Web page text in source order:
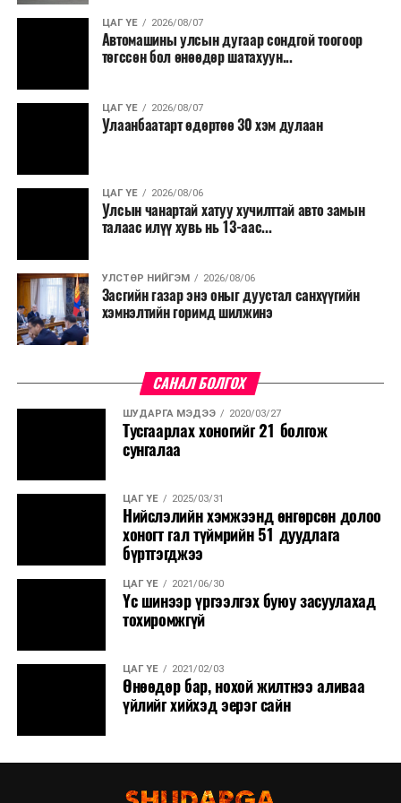
хэлбэл, одоогийн
Ерөнхийлөгчийн улиран
сонгогдож болох хууль
зүйн боломжийг үгүй
хийсэн хэрэг. / Өдрийн
Хуульчид ийм байр суурьтай байгаа ч Үндсэн хуулийн
Цэцийн гишүүд энэхүү маргааныг хэрхэн таслахыг
нь үргэлжилж байгаа Ерөнхийлөгч удаа дараа Цэцийн
дарга, гишүүдтэй уулзсан. Энэ нь хараат бус байх
ёстой Цэцийн гишүүдэд шахалт нөлөөлөл үзүүлсэн
гэж хэвлэлүүд хардаж юм. Тиймээс “дээрээ хөх
хэрхэн гарахаас Х.Баттулга гэдэг хүний “хувь заяа”
Мөн хуульчдын хэлж буйгаар Үндсэн хуулийн зөрчил
үүсч, дуусашгүй маргааны үүдийг нээх эсэх нь
өнөөдөр Цэцийн гишүүдээс шалтгаална.
УИХ дахь намын бүлэг, ажлын хэсгүүд хуралдана
Улаанбаатарт өдөртөө 10 хэм дулаан
Түүнчлэн түлш, улаанбуудай, хүнсний ногооны нөөц
бүрдүүлэх зоорь, агуулах барих аж ахуйн нэгжүүдэд
ЦАГ ҮЕ 2026/08/07
Автомашины улсын дугаар сондгой тоогоор
төгссөн бол өнөөдөр шатахуун...
ЦАГ ҮЕ 2026/08/07
Улаанбаатарт өдөртөө 30 хэм дулаан
ЦАГ ҮЕ 2026/08/06
Улсын чанартай хатуу хучилттай авто замын
талаас илүү хувь нь 13-аас...
УЛСТӨР НИЙГЭМ 2026/08/06
Засгийн газар энэ оныг дуустал санхүүгийн
хэмнэлтийн горимд шилжинэ
САНАЛ БОЛГОХ
ШУДАРГА МЭДЭЭ 2020/03/27
Тусгаарлах хоногийг 21 болгож
сунгалаа
ЦАГ ҮЕ 2025/03/31
Нийслэлийн хэмжээнд өнгөрсөн долоо
хоногт гал түймрийн 51 дуудлага
бүртгэгджээ
ЦАГ ҮЕ 2021/06/30
Үс шинээр үргээлгэх буюу засуулахад
тохиромжгүй
ЦАГ ҮЕ 2021/02/03
Өнөөдөр бар, нохой жилтнээ аливаа
үйлийг хийхэд эерэг сайн